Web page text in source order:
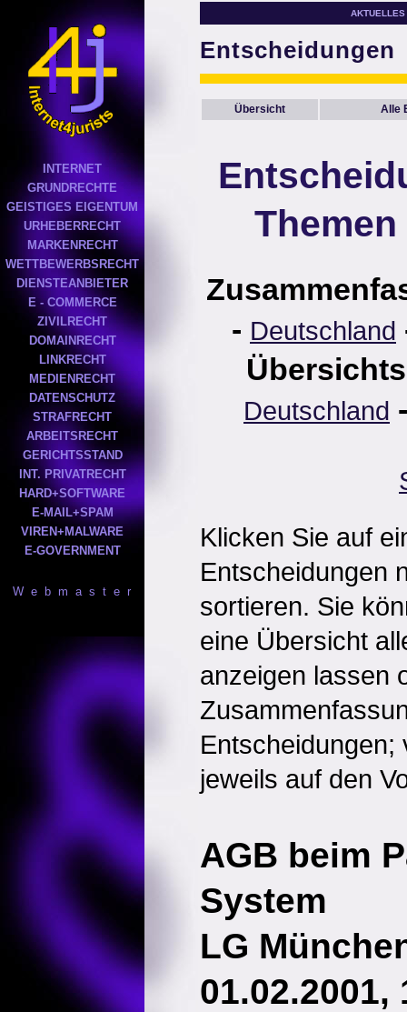
INTERNET
GRUNDRECHTE
GEISTIGES EIGENTUM
URHEBERRECHT
MARKENRECHT
WETTBEWERBSRECHT
DIENSTEANBIETER
E - COMMERCE
ZIVILRECHT
DOMAINRECHT
LINKRECHT
MEDIENRECHT
DATENSCHUTZ
STRAFRECHT
ARBEITSRECHT
GERICHTSSTAND
INT. PRIVATRECHT
HARD+SOFTWARE
E-MAIL+SPAM
VIREN+MALWARE
E-GOVERNMENT
W e b m a s t e r
AKTUELLES
Entscheidungen
Übersicht Alle
- Deutschland
Deutschland
Klicken Sie auf
Entscheidungen
sortieren. Sie
eine Übersicht
anzeigen lassen
Entscheidungen;
jeweils auf den
AGB beim
System
LG
01.02.2001,